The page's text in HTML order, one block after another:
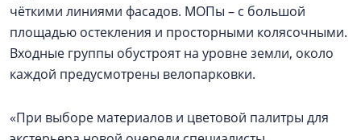
чёткими линиями фасадов. МОПы – с большой
площадью остекления и просторными колясочными.
Входные группы обустроят на уровне земли, около
каждой предусмотрены велопарковки.
«При выборе материалов и цветовой палитры для